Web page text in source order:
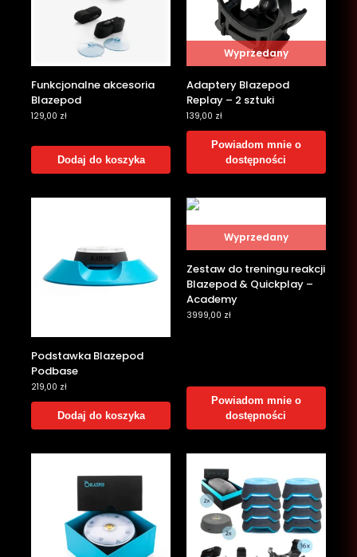
Funkcjonalne akcesoria
Blazepod
129,00 zł
Dodaj do koszyka
Wyprzedany
Adaptery Blazepod
Replay – 2 sztuki
139,00 zł
Powiadom mnie o
dostępności
Podstawka Blazepod
Podbase
219,00 zł
Dodaj do koszyka
Wyprzedany
Zestaw do treningu reakcji
Blazepod & Quickplay –
Academy
3999,00 zł
Powiadom mnie o
dostępności